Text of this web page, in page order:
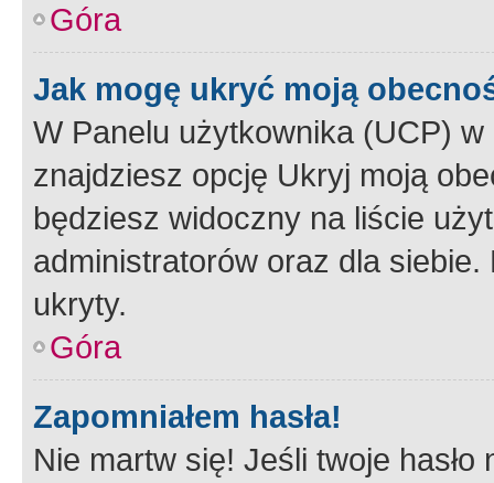
Góra
Jak mogę ukryć moją
W Panelu użytkownika (UCP) w
znajdziesz opcję Ukryj moją
będziesz widoczny na liście
administratorów oraz dla
ukryty.
Góra
Zapomniałem hasła!
Nie martw się! Jeśli twoje